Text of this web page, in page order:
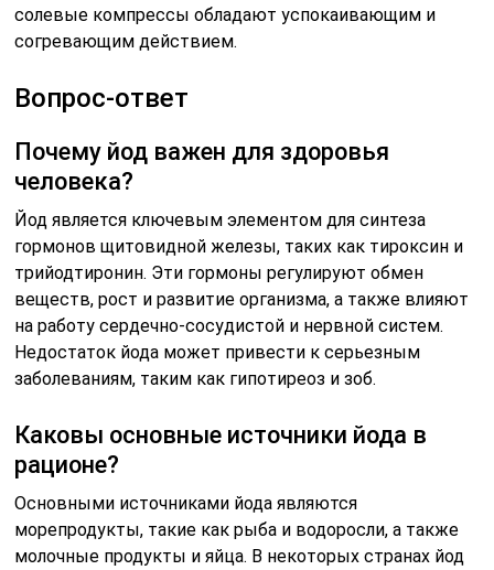
солевые компрессы обладают успокаивающим и
согревающим действием.
Вопрос-ответ
Почему йод важен для здоровья
человека?
Йод является ключевым элементом для синтеза
гормонов щитовидной железы, таких как тироксин и
трийодтиронин. Эти гормоны регулируют обмен
веществ, рост и развитие организма, а также влияют
на работу сердечно-сосудистой и нервной систем.
Недостаток йода может привести к серьезным
заболеваниям, таким как гипотиреоз и зоб.
Каковы основные источники йода в
рационе?
Основными источниками йода являются
морепродукты, такие как рыба и водоросли, а также
молочные продукты и яйца. В некоторых странах йод